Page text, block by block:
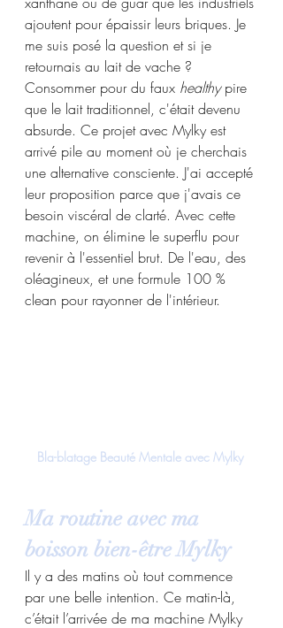
ajoutent pour épaissir leurs briques. Je
me suis posé la question et si je
retournais au lait de vache ?
Consommer pour du faux healthy pire
que le lait traditionnel, c'était devenu
absurde. Ce projet avec Mylky est
arrivé pile au moment où je cherchais
une alternative consciente. J'ai accepté
leur proposition parce que j'avais ce
besoin viscéral de clarté. Avec cette
machine, on élimine le superflu pour
revenir à l'essentiel brut. De l'eau, des
oléagineux, et une formule 100 %
clean pour rayonner de l'intérieur.
Bla-blatage Beauté Mentale avec Mylky
Ma routine avec ma
boisson bien-être Mylky
Il y a des matins où tout commence
par une belle intention. Ce matin-là,
c’était l’arrivée de ma machine Mylky